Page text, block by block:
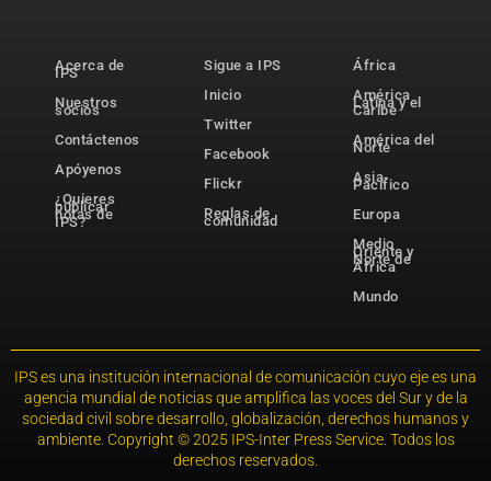
Acerca de
IPS
Nuestros
socios
Contáctenos
Apóyenos
¿Quieres
publicar
notas de
IPS?
Sigue a IPS
Inicio
Twitter
Facebook
Flickr
Reglas de
comunidad
África
América
Latina y el
Caribe
América del
Norte
Asia-
Pacífico
Europa
Medio
Oriente y
Norte de
África
Mundo
IPS es una institución internacional de comunicación cuyo eje es una
agencia mundial de noticias que amplifica las voces del Sur y de la
sociedad civil sobre desarrollo, globalización, derechos humanos y
ambiente. Copyright © 2025 IPS-Inter Press Service. Todos los
derechos reservados.